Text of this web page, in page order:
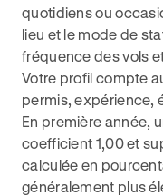
quotidiens ou
lieu et le mode de
fréquence des vols
Votre profil compte
permis, expérience,
En première année,
coefficient 1,00 et
calculée en
généralement plus